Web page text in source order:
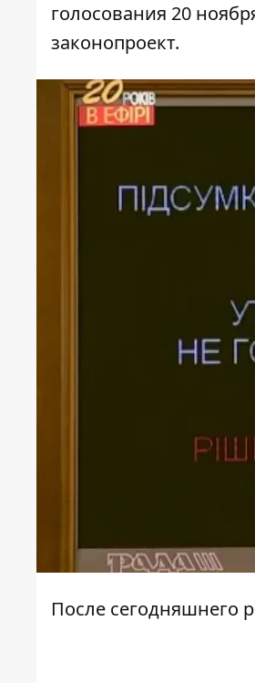
голосования 20
законопроект.
После сегодняшнего